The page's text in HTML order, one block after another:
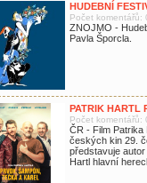
HUDEBNÍ
Počet komentářů:
ZNOJMO -
Pavla Šporcla.
PATRIK HARTL
Počet komentářů:
ČR - Film Patrika
českých kin 29.
představuje
Hartl hlavní